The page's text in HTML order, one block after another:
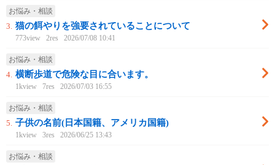
お悩み・相談
3. 猫の餌やりを強要されていることについて
773view 2res 2026/07/08 10:41
お悩み・相談
4. 横断歩道で危険な目に合います。
1kview 7res 2026/07/03 16:55
お悩み・相談
5. 子供の名前(日本国籍、アメリカ国籍)
1kview 3res 2026/06/25 13:43
お悩み・相談